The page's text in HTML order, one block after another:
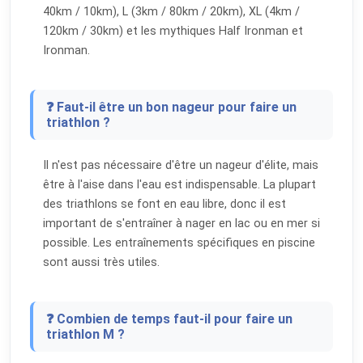
40km / 10km), L (3km / 80km / 20km), XL (4km /
120km / 30km) et les mythiques Half Ironman et
Ironman.
❓ Faut-il être un bon nageur pour faire un
triathlon ?
Il n'est pas nécessaire d'être un nageur d'élite, mais
être à l'aise dans l'eau est indispensable. La plupart
des triathlons se font en eau libre, donc il est
important de s'entraîner à nager en lac ou en mer si
possible. Les entraînements spécifiques en piscine
sont aussi très utiles.
❓ Combien de temps faut-il pour faire un
triathlon M ?